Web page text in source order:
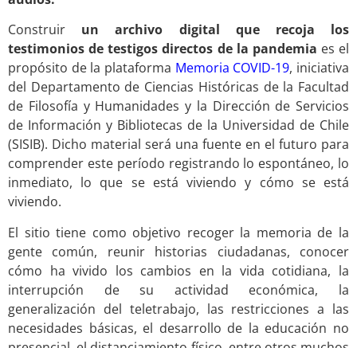
Construir un archivo digital que recoja los
testimonios de testigos directos de la pandemia es el
propósito de la plataforma Memoria COVID-19, iniciativa
del Departamento de Ciencias Históricas de la Facultad
de Filosofía y Humanidades y la Dirección de Servicios
de Información y Bibliotecas de la Universidad de Chile
(SISIB). Dicho material será una fuente en el futuro para
comprender este período registrando lo espontáneo, lo
inmediato, lo que se está viviendo y cómo se está
viviendo.
El sitio tiene como objetivo recoger la memoria de la
gente común, reunir historias ciudadanas, conocer
cómo ha vivido los cambios en la vida cotidiana, la
interrupción de su actividad económica, la
generalización del teletrabajo, las restricciones a las
necesidades básicas, el desarrollo de la educación no